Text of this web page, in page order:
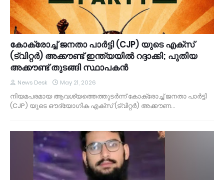
കോക്രോച്ച് ജനതാ പാർട്ടി (CJP) യുടെ എക്സ്
(ട്വിറ്റർ) അക്കൗണ്ട് ഇന്ത്യയിൽ റദ്ദാക്കി; പുതിയ
അക്കൗണ്ട് തുടങ്ങി സ്ഥാപകൻ
News Desk May 21, 2026
നിയമപരമായ ആവശ്യത്തെത്തുടർന്ന് കോക്രോച്ച് ജനതാ പാർട്ടി
(CJP) യുടെ ഔദ്യോഗിക എക്സ് (ട്വിറ്റർ) അക്കൗണ…